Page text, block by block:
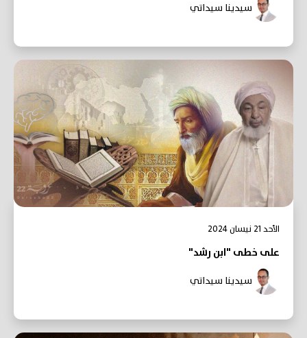
سيدينا سيداتي
الأحد 21 نيسان 2024
على خطى "ابن رشد"
سيدينا سيداتي